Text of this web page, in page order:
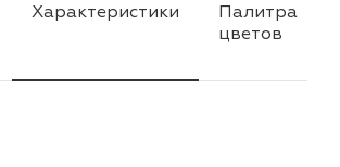
Характеристики
Палитра
цветов